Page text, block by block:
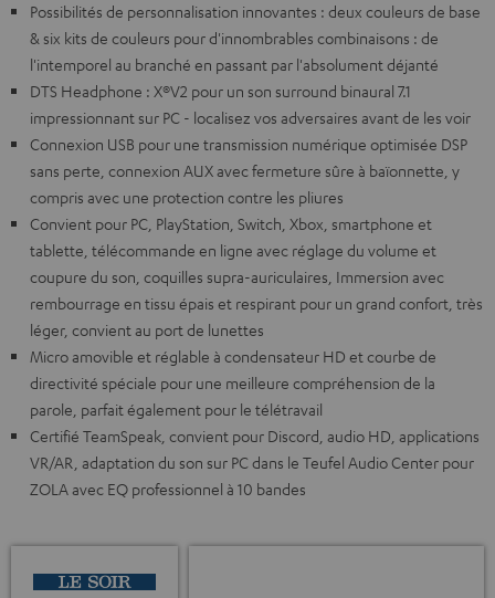
Possibilités de personnalisation innovantes : deux couleurs de base
& six kits de couleurs pour d'innombrables combinaisons : de
l'intemporel au branché en passant par l'absolument déjanté
DTS Headphone : X®V2 pour un son surround binaural 7.1
impressionnant sur PC - localisez vos adversaires avant de les voir
Connexion USB pour une transmission numérique optimisée DSP
sans perte, connexion AUX avec fermeture sûre à baïonnette, y
compris avec une protection contre les pliures
Convient pour PC, PlayStation, Switch, Xbox, smartphone et
tablette, télécommande en ligne avec réglage du volume et
coupure du son, coquilles supra-auriculaires, Immersion avec
rembourrage en tissu épais et respirant pour un grand confort, très
léger, convient au port de lunettes
Micro amovible et réglable à condensateur HD et courbe de
directivité spéciale pour une meilleure compréhension de la
parole, parfait également pour le télétravail
Certifié TeamSpeak, convient pour Discord, audio HD, applications
VR/AR, adaptation du son sur PC dans le Teufel Audio Center pour
ZOLA avec EQ professionnel à 10 bandes